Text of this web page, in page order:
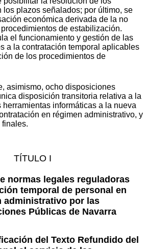
los plazos señalados; por último, se
económica derivada de la no
de estabilización.
el funcionamiento y gestión de las
a la contratación temporal aplicables
de los procedimientos de
asimismo, ocho disposiciones
disposición transitoria relativa a la
informáticas a la nueva
en régimen administrativo, y
TÍTULO I
normas legales reguladoras
temporal de personal en
administrativo por las
Públicas de Navarra
del Texto Refundido del